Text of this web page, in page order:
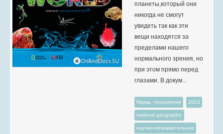
планеты,который они
никогда не смогут
увидеть так как эти
вещи находятся за
пределами нашего
нормального зрения, но
при этом прямо перед
глазами. В докум...
Наука, технологии 2013
national geographic
научно-познавательное